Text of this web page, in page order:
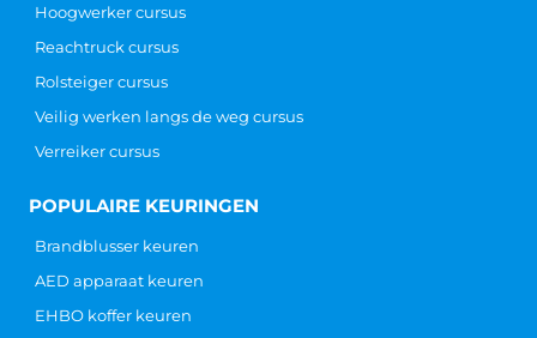
Hoogwerker cursus
Reachtruck cursus
Rolsteiger cursus
Veilig werken langs de weg cursus
Verreiker cursus
POPULAIRE KEURINGEN
Brandblusser keuren
AED apparaat keuren
EHBO koffer keuren